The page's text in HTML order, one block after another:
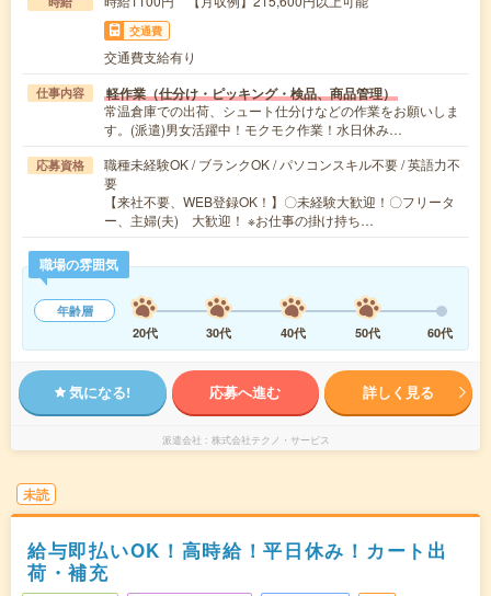
交通費
交通費支給有り
仕事内容 軽作業（仕分け・ピッキング・検品、商品管理）
常温倉庫での出荷、シュート仕分けなどの作業をお願いしま
す。(派遣)男女活躍中！モクモク作業！水日休み…
応募資格
職種未経験OK / ブランクOK / パソコンスキル不要 / 英語力不
要
【来社不要、WEB登録OK！】〇未経験大歓迎！〇フリータ
ー、主婦(夫) 大歓迎！ ※お仕事の掛け持ち…
職場の雰囲気
年齢層
20代
30代 40代 50代 60代
気になる! 応募へ進む 詳しく見る
派遣会社 株式会社テクノ・サービス
未読
給与即払いOK！高時給！平日休み！カート出
荷・補充